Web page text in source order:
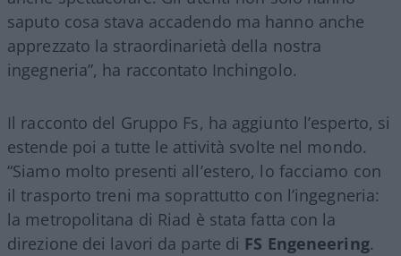
saputo cosa stava accadendo ma hanno anche
apprezzato la straordinarietà della nostra
ingegneria”, ha raccontato Inchingolo.
Il racconto del Gruppo Fs, ha aggiunto l’esperto, si
estende poi a tutte le attività svolte nel mondo.
“Siamo molto presenti all’estero, lo facciamo con
il trasporto treni ma soprattutto con l’ingegneria:
la metropolitana di Riad è stata fatta con la
direzione dei lavori da parte di FS Engeneering.